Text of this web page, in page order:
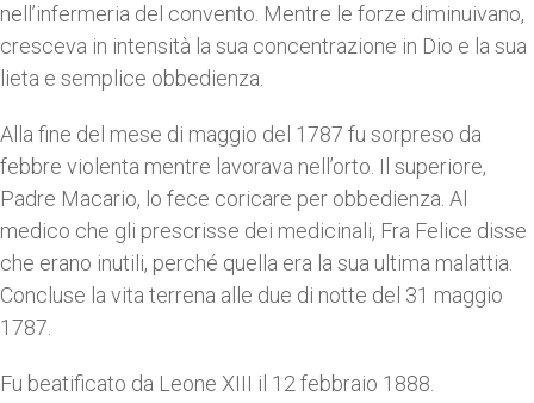
nell’infermeria del convento. Mentre le forze diminuivano,
cresceva in intensità la sua concentrazione in Dio e la sua
lieta e semplice obbedienza.
Alla fine del mese di maggio del 1787 fu sorpreso da
febbre violenta mentre lavorava nell’orto. Il superiore,
Padre Macario, lo fece coricare per obbedienza. Al
medico che gli prescrisse dei medicinali, Fra Felice disse
che erano inutili, perché quella era la sua ultima malattia.
Concluse la vita terrena alle due di notte del 31 maggio
1787.
Fu beatificato da Leone XIII il 12 febbraio 1888.